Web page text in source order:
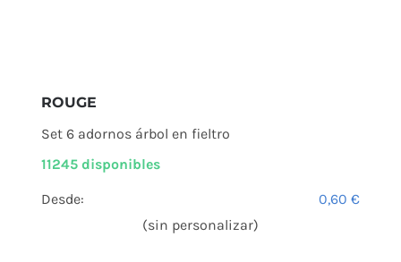
ROUGE
Set 6 adornos árbol en fieltro
11245 disponibles
Desde: 0,60€
(sin personalizar)